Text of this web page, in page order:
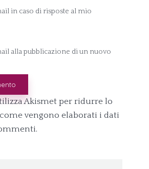
in caso di risposte al mio
alla pubblicazione di un nuovo
Akismet per ridurre lo
vengono elaborati i dati
.